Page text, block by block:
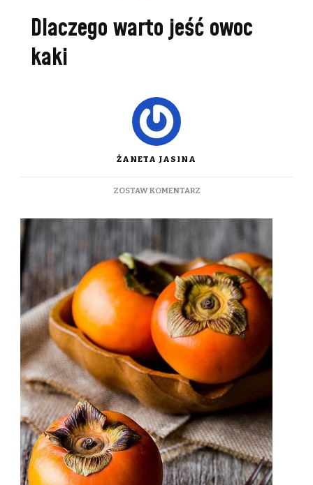
Dlaczego warto jeść owoc
kaki
ŻANETA JASINA
ZOSTAW KOMENTARZDO
KAKI